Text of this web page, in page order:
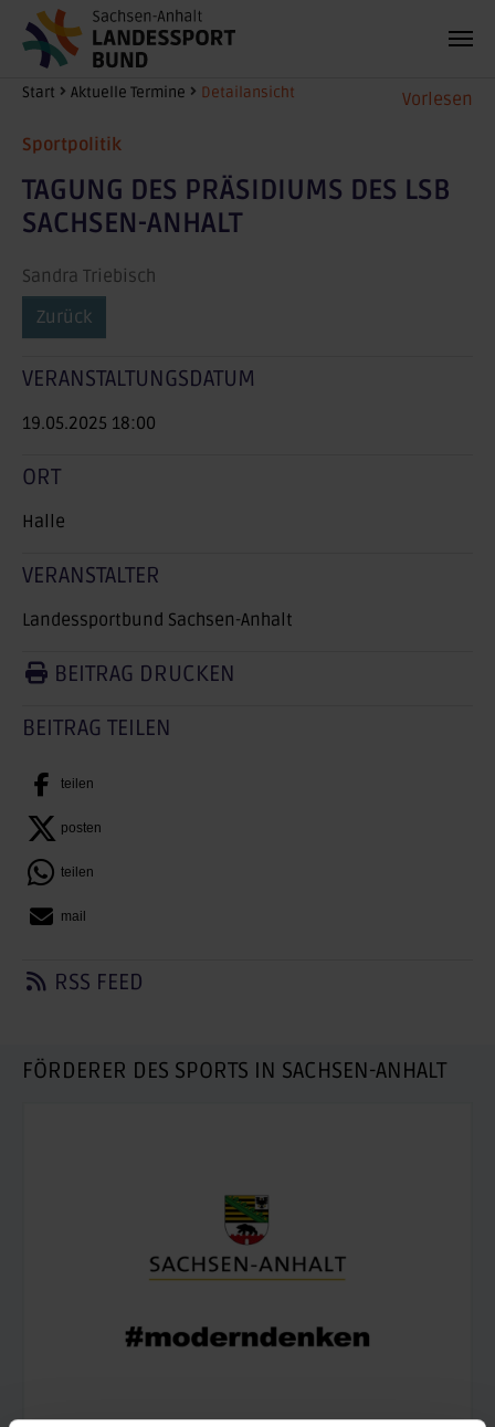
Zum Hauptinhalt springen Vorlesen
Sie sind hier:
Start Aktuelle Termine Detailansicht
Sportpolitik
TAGUNG DES PRÄSIDIUMS DES LSB
SACHSEN-ANHALT
Sandra Triebisch
Zurück
VERANSTALTUNGSDATUM
19.05.2025 18:00
ORT
Halle
VERANSTALTER
Landessportbund Sachsen-Anhalt
BEITRAG DRUCKEN
BEITRAG TEILEN
teilen
posten
teilen
mail
RSS FEED
FÖRDERER DES SPORTS IN SACHSEN-ANHALT